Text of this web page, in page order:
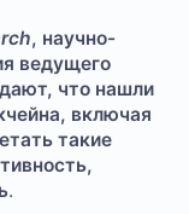
, научно-
ведущего
что нашли
включая
такие
.